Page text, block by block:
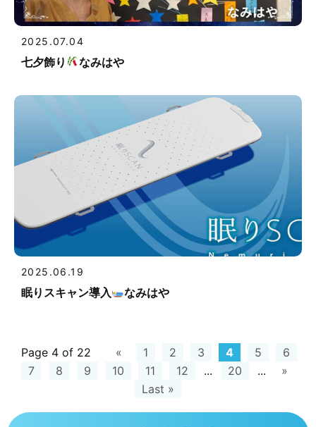
2025.07.04
七夕飾り なみはや
2025.06.19
眠りスキャン導入 なみはや
Page 4 of 22 « 1 2 3 4 5
6
7
8 9 10 11 12 ... 20 ...
»
Last »